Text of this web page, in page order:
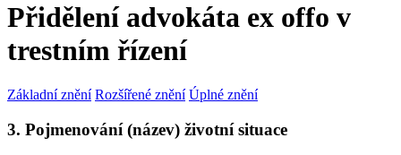
Přidělení advokáta ex offo v
trestním řízení
Základní znění Rozšířené znění Úplné znění
3. Pojmenování (název) životní situace